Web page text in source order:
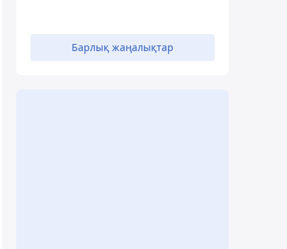
Барлық жаңалықтар